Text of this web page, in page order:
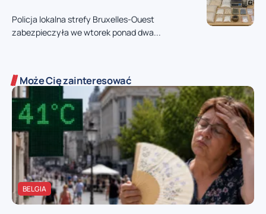
Policja lokalna strefy Bruxelles-Ouest
zabezpieczyła we wtorek ponad dwa...
Może Cię zainteresować
BELGIA